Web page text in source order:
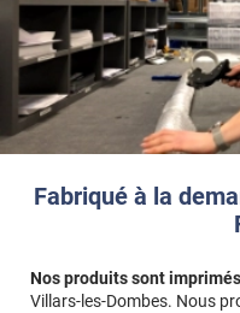
Fabriqué à la
Nos produits sont
Villars-les-Dombes. Nous